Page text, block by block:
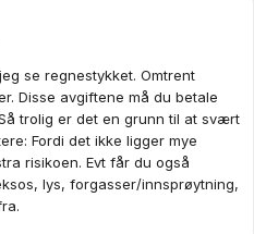
se regnestykket. Omtrent
Disse avgiftene må du betale
trolig er det en grunn til at svært
Fordi det ikke ligger mye
risikoen. Evt får du også
lys, forgasser/innsprøytning,